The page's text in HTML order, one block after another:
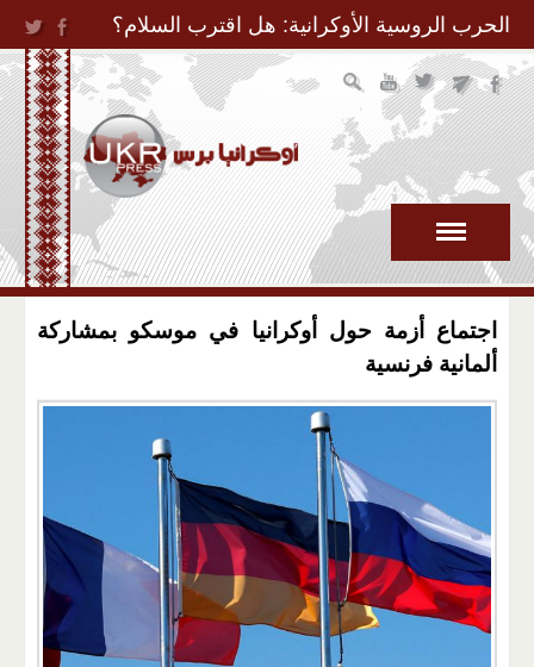
Jump to Navigation
الحرب الروسية الأوكرانية: هل اقترب السلام؟
اجتماع أزمة حول أوكرانيا في موسكو بمشاركة
ألمانية فرنسية